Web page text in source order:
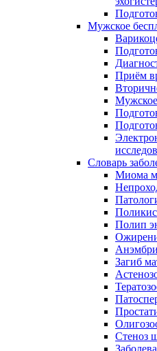
Мужское
Приём
Словарь
Миома
Полип
Загиб
Стеноз